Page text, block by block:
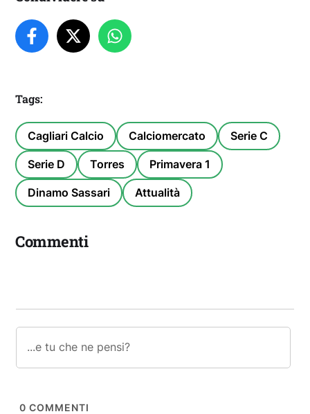
Tags:
Cagliari Calcio Calciomercato Serie C
Serie D Torres Primavera 1
Dinamo Sassari Attualità
Commenti
0 COMMENTI